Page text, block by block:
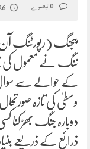
بیجنگ (رپورٹنگ آن
ننگ نے معمول کی
کے حوالے سے
وسطیٰ کی تازہ
دوبارہ جنگ بھڑکنا
ذرائع کے ذریعے